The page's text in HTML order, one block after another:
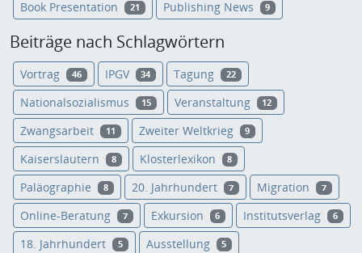
Book Presentation 21 Publishing News 9
Beiträge nach Schlagwörtern
Vortrag 46 IPGV 34 Tagung 22
Nationalsozialismus 15 Veranstaltung 12
Zwangsarbeit 11 Zweiter Weltkrieg 9
Kaiserslautern 8 Klosterlexikon 8
Paläographie 8 20. Jahrhundert 7 Migration 7
Online-Beratung 7 Exkursion 6 Institutsverlag 6
18. Jahrhundert 5 Ausstellung 5